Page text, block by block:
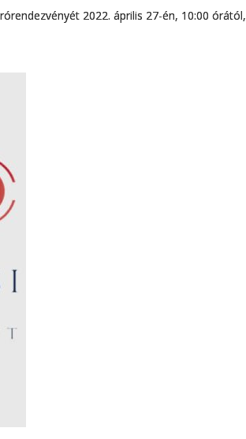
2022. április 27-én, 10:00 órától,